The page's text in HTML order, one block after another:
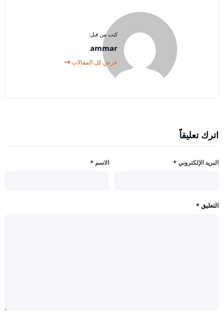
كتب من قبل:
ammar
عرض كل المقالات
اترك تعليقاً
الاسم * البريد الإلكتروني *
التعليق *